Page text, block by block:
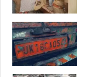
गं
र
घा
य
ल